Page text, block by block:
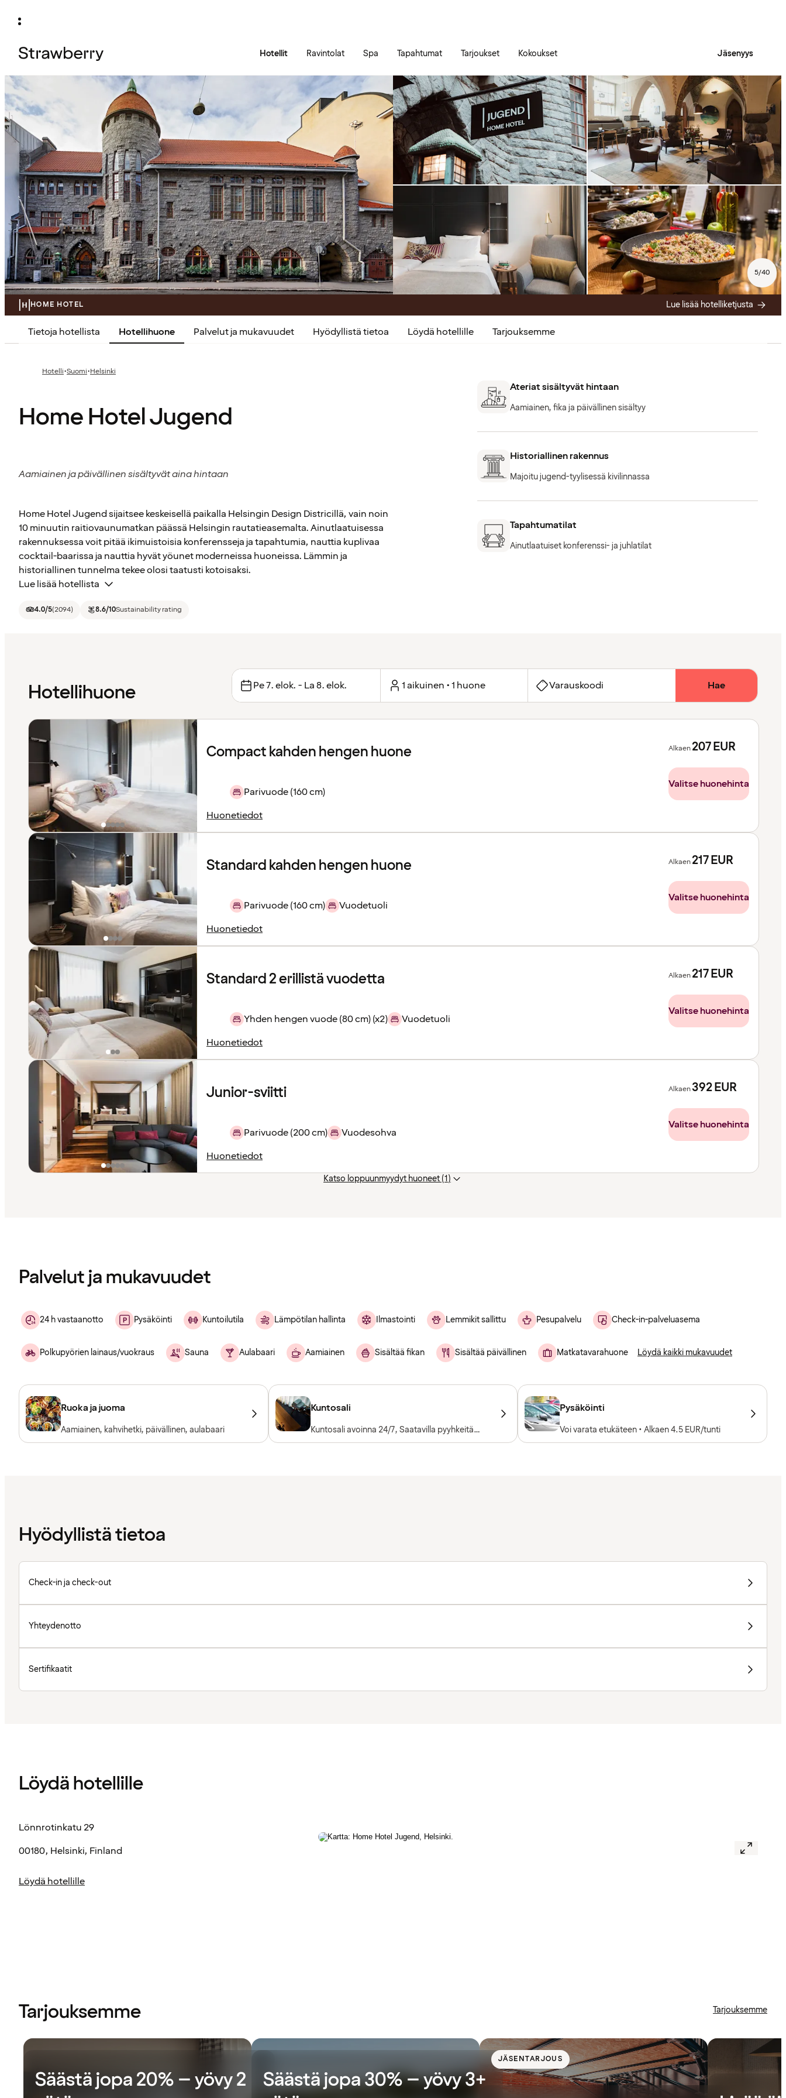
Hotellit Ravintolat Spa Tapahtumat Tarjoukset Kokoukset Jäsenyys
5/40
HOME HOTEL Lue lisää hotelliketjusta
Tietoja hotellista Hotellihuone Palvelut ja mukavuudet Hyödyllistä tietoa Löydä hotellille Tarjouksemme
Hotelli·Suomi·Helsinki
Home Hotel Jugend
Aamiainen ja päivällinen sisältyvät aina hintaan
Home Hotel Jugend sijaitsee keskeisellä paikalla Helsingin Design Districillä, vain noin
10 minuutin raitiovaunumatkan päässä Helsingin rautatieasemalta. Ainutlaatuisessa
rakennuksessa voit pitää ikimuistoisia konferensseja ja tapahtumia, nauttia kuplivaa
cocktail-baarissa ja nauttia hyvät yöunet moderneissa huoneissa. Lämmin ja
historiallinen tunnelma tekee olosi taatusti kotoisaksi.
Lue lisää hotellista
4.0/5(2094) 8.6/10Sustainability rating
Ateriat sisältyvät hintaan
Aamiainen, fika ja päivällinen sisältyy
Historiallinen rakennus
Majoitu jugend-tyylisessä kivilinnassa
Tapahtumatilat
Ainutlaatuiset konferenssi- ja juhlatilat
Hotellihuone Pe 7. elok. - La 8. elok. 1 aikuinen • 1 huone Varauskoodi Hae
Compact kahden hengen huone
Parivuode (160 cm)
Huonetiedot
Alkaen207EUR
Valitse huonehinta
Standard kahden hengen huone
Parivuode (160 cm)
Vuodetuoli
Huonetiedot
Alkaen217EUR
Valitse huonehinta
Standard 2 erillistä vuodetta
Yhden hengen vuode (80 cm) (x2)
Vuodetuoli
Huonetiedot
Alkaen217EUR
Valitse huonehinta
Junior-sviitti
Parivuode (200 cm)
Vuodesohva
Huonetiedot
Alkaen392EUR
Valitse huonehinta
Katso loppuunmyydyt huoneet (1)
Palvelut ja mukavuudet
24 h vastaanotto Pysäköinti Kuntoilutila Lämpötilan hallinta Ilmastointi Lemmikit sallittu Pesupalvelu Check-in-palveluasema
Polkupyörien lainaus/vuokraus Sauna Aulabaari Aamiainen Sisältää fikan Sisältää päivällinen Matkatavarahuone Löydä kaikki mukavuudet
Ruoka ja juoma
Aamiainen, kahvihetki, päivällinen, aulabaari
Kuntosali
Kuntosali avoinna 24/7, Saatavilla pyyhkeitä
lainaksi, Kuntosalilaitteet, Kardiolaitteet,
Pysäköinti
Voi varata etukäteen • Alkaen 4.5 EUR/tunti
Hyödyllistä tietoa
Check-in ja check-out
Yhteydenotto
Sertifikaatit
Löydä hotellille
Lönnrotinkatu 29
00180, Helsinki, Finland
Löydä hotellille
Tarjouksemme Tarjouksemme
Säästä jopa 20% – yövy 2
Säästä jopa 30% – yövy 3+
JÄSENTARJOUS